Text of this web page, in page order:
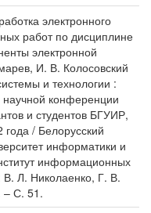
электронного
работ по дисциплине
электронной
И. В. Колосовский
и технологии :
конференции
и студентов БГУИР,
/ Белорусский
информатики и
информационных
В. Л. Николаенко, Г. В.
– С. 51.